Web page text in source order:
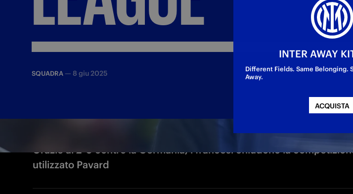
SQUADRA — 8 giu 2025
Grazie al 2-0 contro la Germania, i francesi chiudono la
utilizzato Pavard
INTER AWAY
Different Fields. Same Belonging.
Away.
ACQUISTA